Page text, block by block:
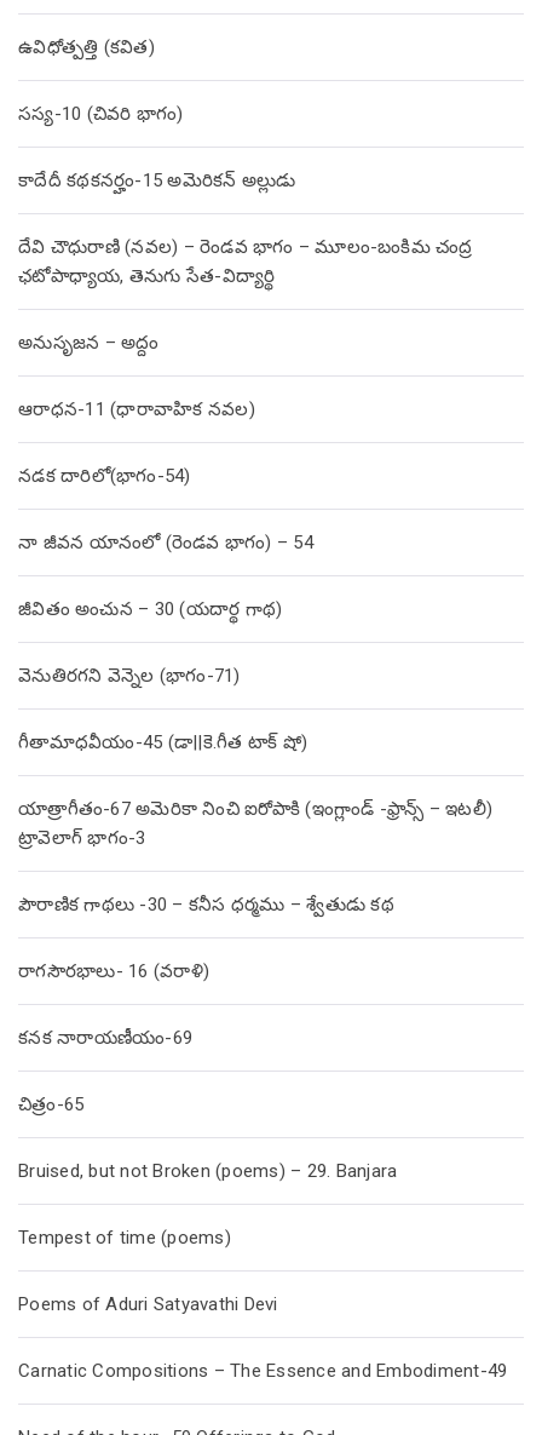
ఉవిధోత్పత్తి (కవిత)
సస్య-10 (చివరి భాగం)
కాదేదీ కథకనర్హం-15 అమెరికన్ అల్లుడు
దేవి చౌధురాణి (నవల) – రెండవ భాగం – మూలం-బంకిమ చంద్ర
ఛటోపాధ్యాయ, తెనుగు సేత-విద్యార్థి
అనుసృజన – అద్దం
ఆరాధన-11 (ధారావాహిక నవల)
నడక దారిలో(భాగం-54)
నా జీవన యానంలో (రెండవ భాగం) – 54
జీవితం అంచున – 30 (యదార్థ గాథ)
వెనుతిరగని వెన్నెల (భాగం-71)
గీతామాధవీయం-45 (డా||కె.గీత టాక్ షో)
యాత్రాగీతం-67 అమెరికా నించి ఐరోపాకి (ఇంగ్లాండ్ -ఫ్రాన్స్ – ఇటలీ)
ట్రావెలాగ్ భాగం-3
పౌరాణిక గాథలు -30 – కనీస ధర్మము – శ్వేతుడు కథ
రాగసౌరభాలు- 16 (వరాళి)
కనక నారాయణీయం-69
చిత్రం-65
Bruised, but not Broken (poems) – 29. Banjara
Tempest of time (poems)
Poems of Aduri Satyavathi Devi
Carnatic Compositions – The Essence and Embodiment-49